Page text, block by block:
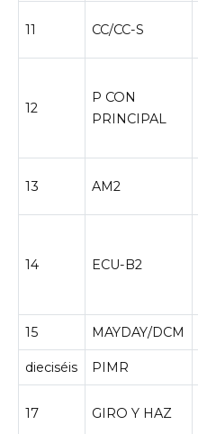
11 CC/CC-S
12
P CON
PRINCIPAL
13 AM2
14 ECU-B2
15 MAYDAY/DCM
dieciséis PIMR
17 GIRO Y HAZ